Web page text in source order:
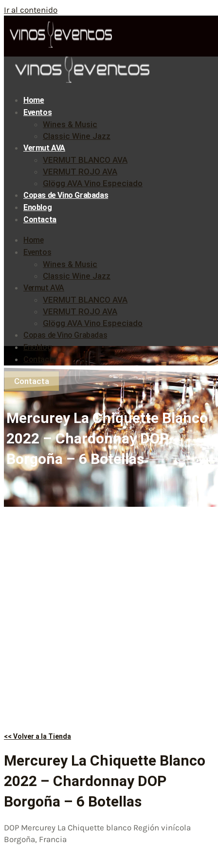
Ir al contenido
Home
Eventos
Wines & Music
Classic Wine Jazz
Vermut AVA
VERMUT BLANCO AVA
VERMUT ROJO AVA
Glögg AVA Vino Especiado
Copas de Vino Grabadas
Enoblog
Contacta
Home
Eventos
Wines & Music
Classic Wine Jazz
Vermut AVA
VERMUT BLANCO AVA
VERMUT ROJO AVA
Glögg AVA Vino Especiado
Copas de Vino Grabadas
Enoblog
Contacta
Contacta
Mercurey La Chiquette Blanco
2022 – Chardonnay DOP
Borgoña – 6 Botellas
<< Volver a la Tienda
Mercurey La Chiquette Blanco
2022 – Chardonnay DOP
Borgoña – 6 Botellas
DOP Mercurey La Chiquette blanco Región vinícola
Borgoña, Francia